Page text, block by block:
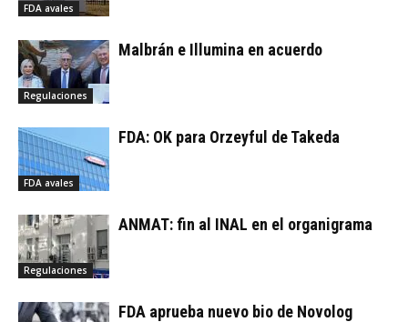
FDA avales
Regulaciones
Malbrán e Illumina en acuerdo
FDA avales
FDA: OK para Orzeyful de Takeda
Regulaciones
ANMAT: fin al INAL en el organigrama
FDA aprueba nuevo bio de Novolog